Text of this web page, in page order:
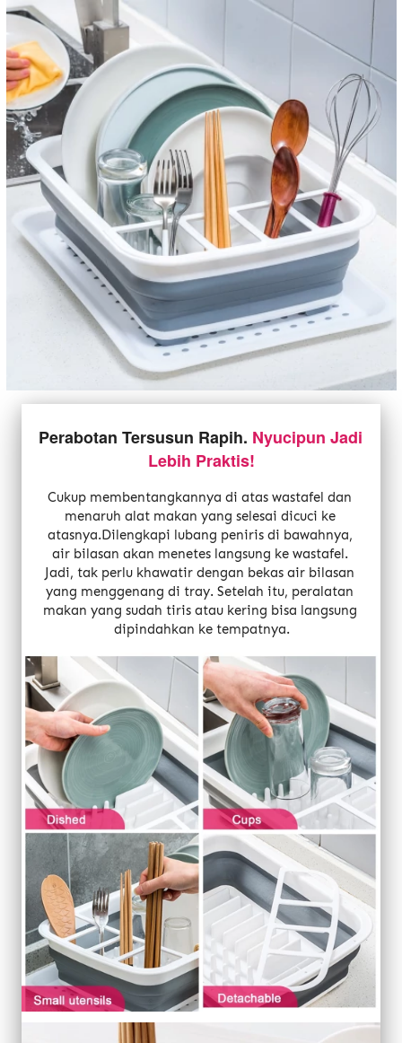
Perabotan Tersusun Rapih. Nyucipun Jadi
Lebih Praktis!
Cukup membentangkannya di atas wastafel dan
menaruh alat makan yang selesai dicuci ke
atasnya.Dilengkapi lubang peniris di bawahnya,
air bilasan akan menetes langsung ke wastafel.
Jadi, tak perlu khawatir dengan bekas air bilasan
yang menggenang di tray. Setelah itu, peralatan
makan yang sudah tiris atau kering bisa langsung
dipindahkan ke tempatnya.